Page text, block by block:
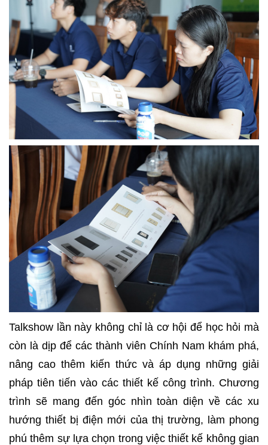
Talkshow lần này không chỉ là cơ hội để học hỏi mà
còn là dịp để các thành viên Chính Nam khám phá,
nâng cao thêm kiến thức và áp dụng những giải
pháp tiên tiến vào các thiết kế công trình. Chương
trình sẽ mang đến góc nhìn toàn diện về các xu
hướng thiết bị điện mới của thị trường, làm phong
phú thêm sự lựa chọn trong việc thiết kế không gian